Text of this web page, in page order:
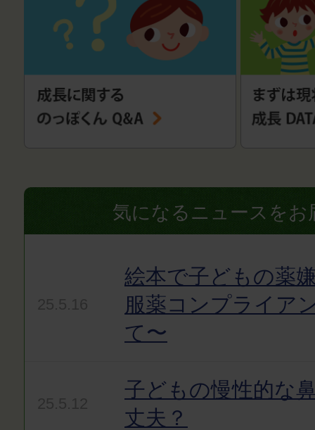
気になるニュースをお
絵本で子どもの薬
服薬コンプライア
て〜
子どもの慢性的な
丈夫？